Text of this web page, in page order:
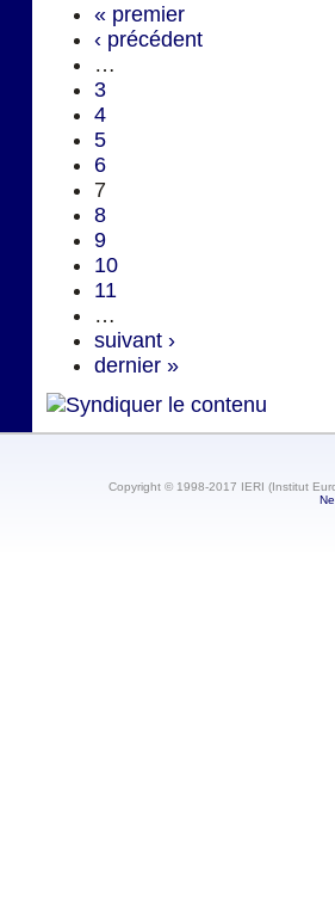
« premier
‹ précédent
…
3
4
5
6
7
8
9
10
11
…
suivant ›
dernier »
Copyright © 1998-2017 IERI (Institut